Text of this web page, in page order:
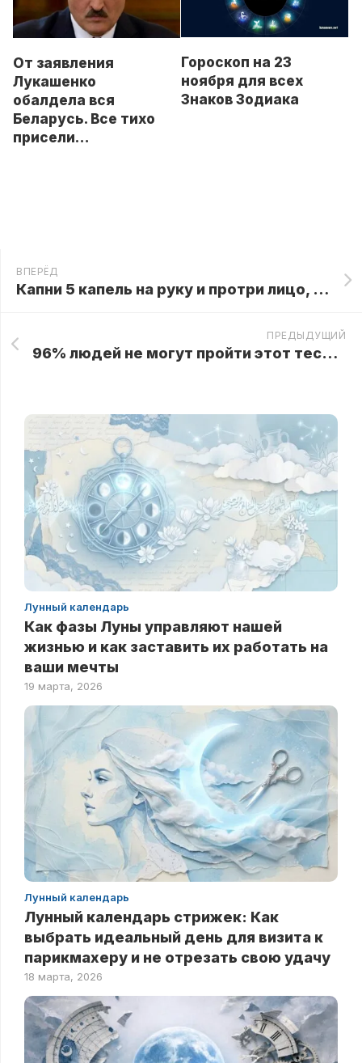
От заявления
Лукашенко
обалдела вся
Беларусь. Все тихо
присели…
Гороскоп на 23
ноября для всех
Знаков Зодиака
ВПЕРЁД
Капни 5 капель на руку и протри лицо, чтобы стереть морщины и пятна за 15 дней
ПРЕДЫДУЩИЙ
96% людей не могут пройти этот тест самостоятельно! Гуглом пользоваться НЕЛЬЗЯ!
Лунный календарь
Как фазы Луны управляют нашей
жизнью и как заставить их работать на
ваши мечты
19 марта, 2026
Лунный календарь
Лунный календарь стрижек: Как
выбрать идеальный день для визита к
парикмахеру и не отрезать свою удачу
18 марта, 2026